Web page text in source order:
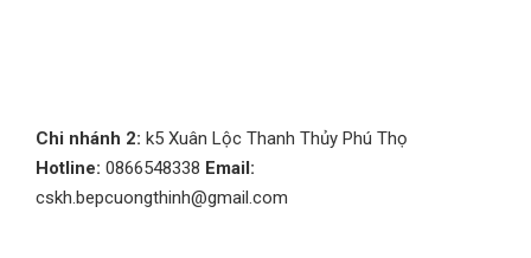
Chi nhánh 2: k5 Xuân Lộc Thanh Thủy Phú Thọ
Hotline: 0866548338 Email:
cskh.bepcuongthinh@gmail.com